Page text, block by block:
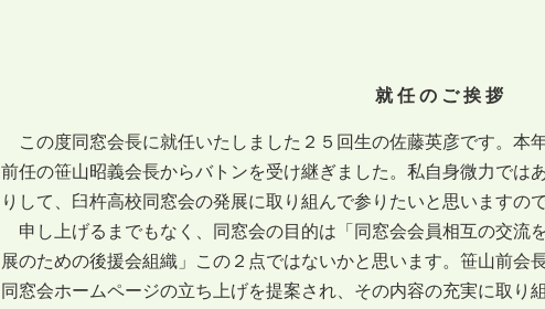
就 任 の ご 挨 拶
この度同窓会長に就任いたしました２５回生の佐藤英彦です。本
前任の笹山昭義会長からバトンを受け継ぎました。私自身微力では
りして、臼杵高校同窓会の発展に取り組んで参りたいと思いますの
申し上げるまでもなく、同窓会の目的は「同窓会会員相互の交流
展のための後援会組織」この２点ではないかと思います。笹山前会
同窓会ホームページの立ち上げを提案され、その内容の充実に取り